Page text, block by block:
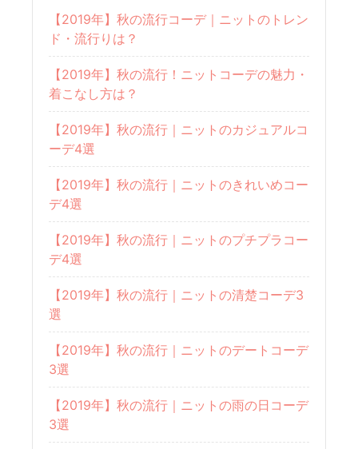
【2019年】秋の流行コーデ｜ニットのトレン
ド・流行りは？
【2019年】秋の流行！ニットコーデの魅力・
着こなし方は？
【2019年】秋の流行｜ニットのカジュアルコ
ーデ4選
【2019年】秋の流行｜ニットのきれいめコー
デ4選
【2019年】秋の流行｜ニットのプチプラコー
デ4選
【2019年】秋の流行｜ニットの清楚コーデ3
選
【2019年】秋の流行｜ニットのデートコーデ
3選
【2019年】秋の流行｜ニットの雨の日コーデ
3選